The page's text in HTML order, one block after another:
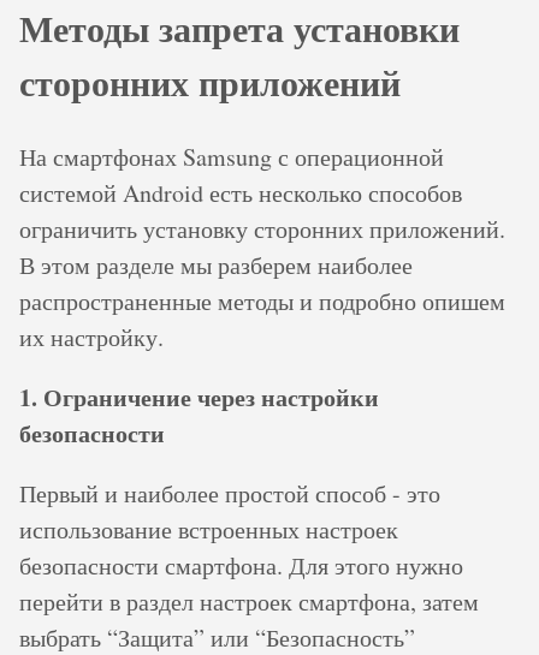
Методы запрета установки
сторонних приложений
На смартфонах Samsung с операционной
системой Android есть несколько способов
ограничить установку сторонних приложений.
В этом разделе мы разберем наиболее
распространенные методы и подробно опишем
их настройку.
1. Ограничение через настройки
безопасности
Первый и наиболее простой способ - это
использование встроенных настроек
безопасности смартфона. Для этого нужно
перейти в раздел настроек смартфона, затем
выбрать “Защита” или “Безопасность”